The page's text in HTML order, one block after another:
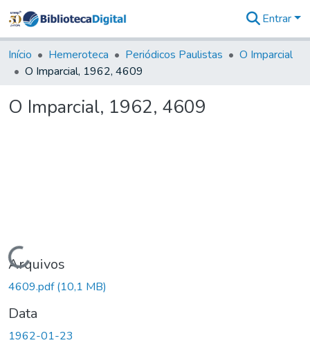
&
Coleções
Tudo na
Digital
Entrar
Início Hemeroteca Periódicos Paulistas
O Imparcial
O Imparcial, 1962, 4609
O Imparcial, 1962, 4609
Carregando...
Arquivos
4609.pdf(10,1 MB)
Data
1962-01-23